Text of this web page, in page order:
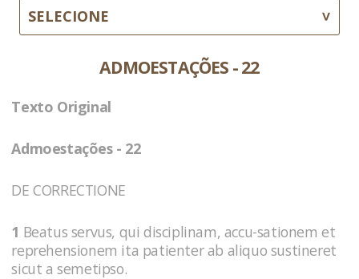
SELECIONE
ADMOESTAÇÕES - 22
Texto Original
Admoestações - 22
DE CORRECTIONE
1 Beatus servus, qui disciplinam, accu-sationem et
reprehensionem ita patienter ab aliquo sustineret
sicut a semetipso.